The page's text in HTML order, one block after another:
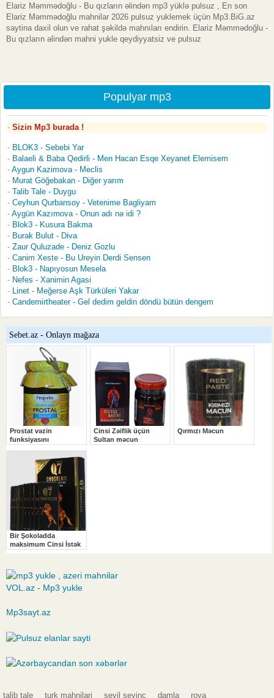
Elariz Məmmədoğlu - Bu qızların əlindən mp3 yüklə pulsuz , En son
Elariz Məmmədoğlu mahnilar 2026 pulsuz yuklemek üçün Mp3.BiG.az
saytina daxil olun ve rahat şəkildə mahnıları endirin. Elariz Məmmədoğlu -
Bu qızların əlindən mahni yukle qeydiyyatsiz ve pulsuz
Populyar mp3
Sizin Mp3 burada !
BLOK3 - Sebebi Yar
Balaeli & Baba Qedirli - Men Hacan Esqe Xeyanet Elemisem
Aygun Kazimova - Meclis
Murat Göğebakan - Diğer yarım
Talib Tale - Duygu
Ceyhun Qurbansoy - Vetenime Bagliyam
Aygün Kazımova - Onun adı nə idi ?
Blok3 - Kusura Bakma
Burak Bulut - Diva
Zaur Quluzade - Deniz Gozlu
Canim Xeste - Bu Ureyin Derdi Sensen
Blok3 - Napıyosun Mesela
Nefes - Xanimin Agasi
Linet - Meğerse Aşk Türküleri Yakar
Candemirtheater - Gel dedim geldin döndü bütün dengem
VOL.az - Mp3 yukle
Mp3sayt.az
talib tale turk mahnilari sevil sevinc damla roya